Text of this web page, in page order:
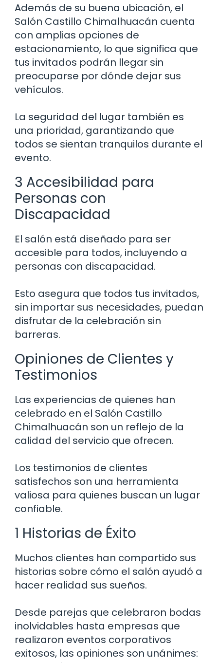
Además de su buena ubicación, el
Salón Castillo Chimalhuacán cuenta
con amplias opciones de
estacionamiento, lo que significa que
tus invitados podrán llegar sin
preocuparse por dónde dejar sus
vehículos.
La seguridad del lugar también es
una prioridad, garantizando que
todos se sientan tranquilos durante el
evento.
3 Accesibilidad para
Personas con
Discapacidad
El salón está diseñado para ser
accesible para todos, incluyendo a
personas con discapacidad.
Esto asegura que todos tus invitados,
sin importar sus necesidades, puedan
disfrutar de la celebración sin
barreras.
Opiniones de Clientes y
Testimonios
Las experiencias de quienes han
celebrado en el Salón Castillo
Chimalhuacán son un reflejo de la
calidad del servicio que ofrecen.
Los testimonios de clientes
satisfechos son una herramienta
valiosa para quienes buscan un lugar
confiable.
1 Historias de Éxito
Muchos clientes han compartido sus
historias sobre cómo el salón ayudó a
hacer realidad sus sueños.
Desde parejas que celebraron bodas
inolvidables hasta empresas que
realizaron eventos corporativos
exitosos, las opiniones son unánimes: